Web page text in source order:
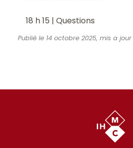
18 h 15 | Questions
Publié le 14 octobre 2025, mis a